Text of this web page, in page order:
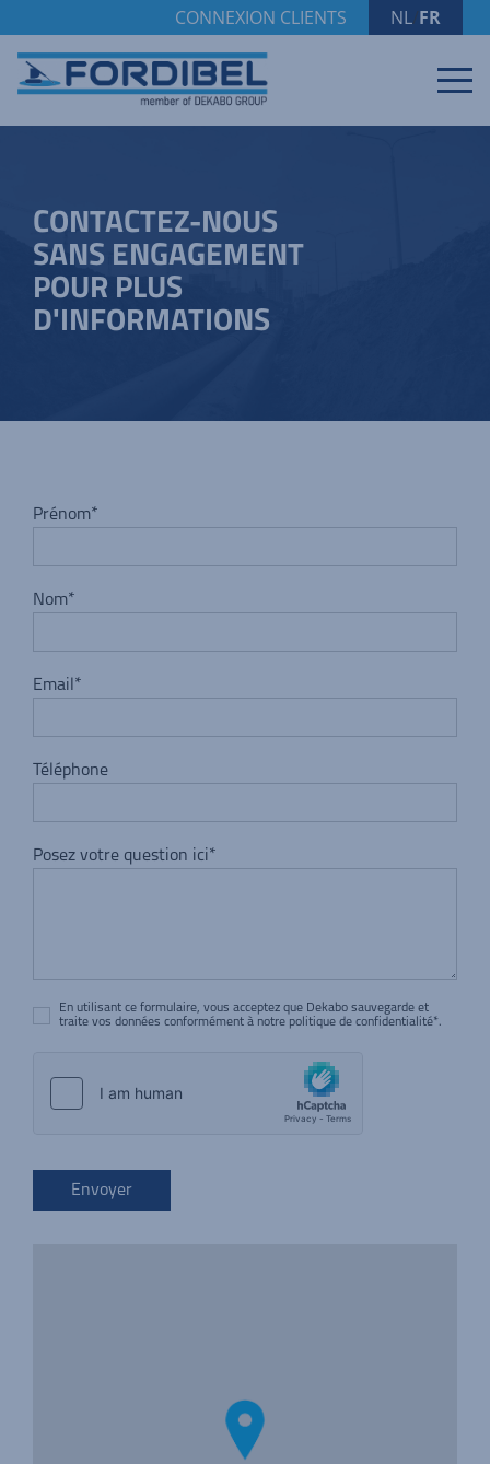
CONNEXION CLIENTS NL/FR
CONTACTEZ-NOUS
SANS ENGAGEMENT
POUR PLUS
D'INFORMATIONS
Prénom*
Nom*
Email*
Téléphone
Posez votre question ici*
En utilisant ce formulaire, vous acceptez que Dekabo sauvegarde et
traite vos données conformément à notre politique de confidentialité*.
Envoyer